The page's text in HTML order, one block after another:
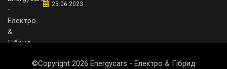
25.06.2023
©Copyright 2026 Energycars - Електро & Гібрид